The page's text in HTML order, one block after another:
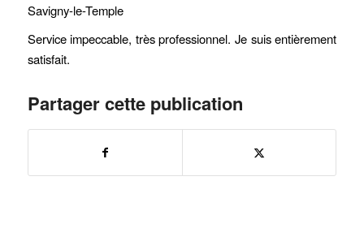
Savigny-le-Temple
Service impeccable, très professionnel. Je suis entièrement
satisfait.
Partager cette publication